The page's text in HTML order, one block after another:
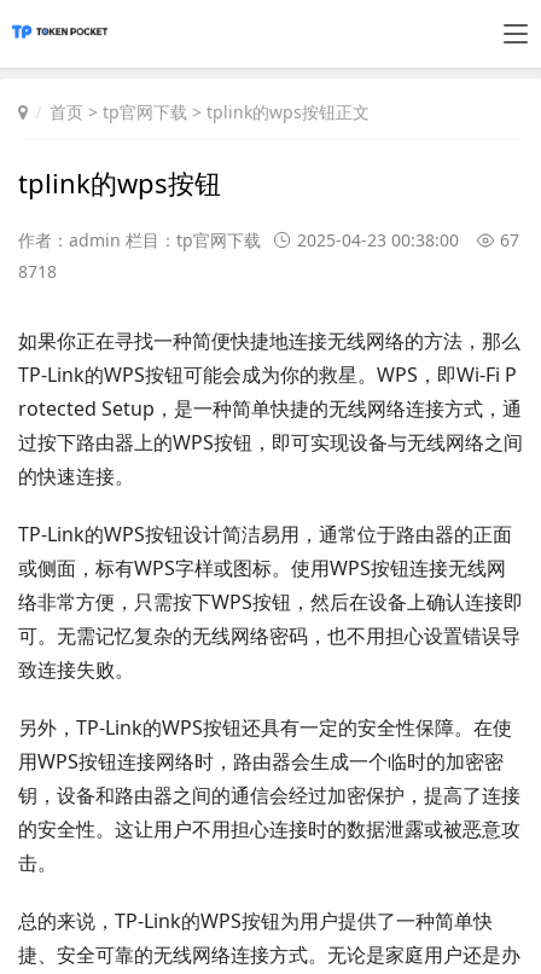
首页 > tp官网下载 > tplink的wps按钮正文
tplink的wps按钮
作者：admin 栏目： tp官网下载 2025-04-23 00:38:00
67
8718
如果你正在寻找一种简便快捷地连接无线网络的方法，那么
TP-Link的WPS按钮可能会成为你的救星。WPS，即Wi-Fi P
rotected Setup，是一种简单快捷的无线网络连接方式，通
过按下路由器上的WPS按钮，即可实现设备与无线网络之间
的快速连接。
TP-Link的WPS按钮设计简洁易用，通常位于路由器的正面
或侧面，标有WPS字样或图标。使用WPS按钮连接无线网
络非常方便，只需按下WPS按钮，然后在设备上确认连接即
可。无需记忆复杂的无线网络密码，也不用担心设置错误导
致连接失败。
另外，TP-Link的WPS按钮还具有一定的安全性保障。在使
用WPS按钮连接网络时，路由器会生成一个临时的加密密
钥，设备和路由器之间的通信会经过加密保护，提高了连接
的安全性。这让用户不用担心连接时的数据泄露或被恶意攻
击。
总的来说，TP-Link的WPS按钮为用户提供了一种简单快
捷、安全可靠的无线网络连接方式。无论是家庭用户还是办